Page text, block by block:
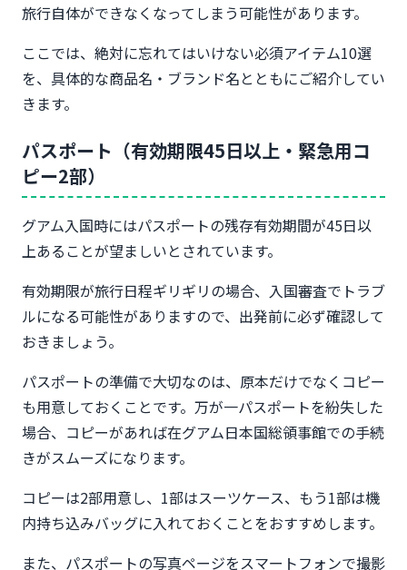
旅行自体ができなくなってしまう可能性があります。
ここでは、絶対に忘れてはいけない必須アイテム10選
を、具体的な商品名・ブランド名とともにご紹介してい
きます。
パスポート（有効期限45日以上・緊急用コ
ピー2部）
グアム入国時にはパスポートの残存有効期間が45日以
上あることが望ましいとされています。
有効期限が旅行日程ギリギリの場合、入国審査でトラブ
ルになる可能性がありますので、出発前に必ず確認して
おきましょう。
パスポートの準備で大切なのは、原本だけでなくコピー
も用意しておくことです。万が一パスポートを紛失した
場合、コピーがあれば在グアム日本国総領事館での手続
きがスムーズになります。
コピーは2部用意し、1部はスーツケース、もう1部は機
内持ち込みバッグに入れておくことをおすすめします。
また、パスポートの写真ページをスマートフォンで撮影